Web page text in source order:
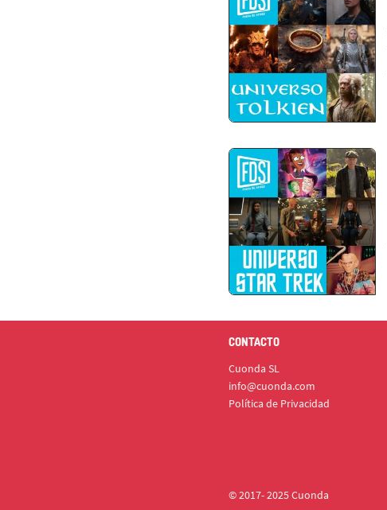
CONTACTO
Cuonda SL
info@cuonda.com
Política de Privacidad
© 2017- 2025 Cuonda